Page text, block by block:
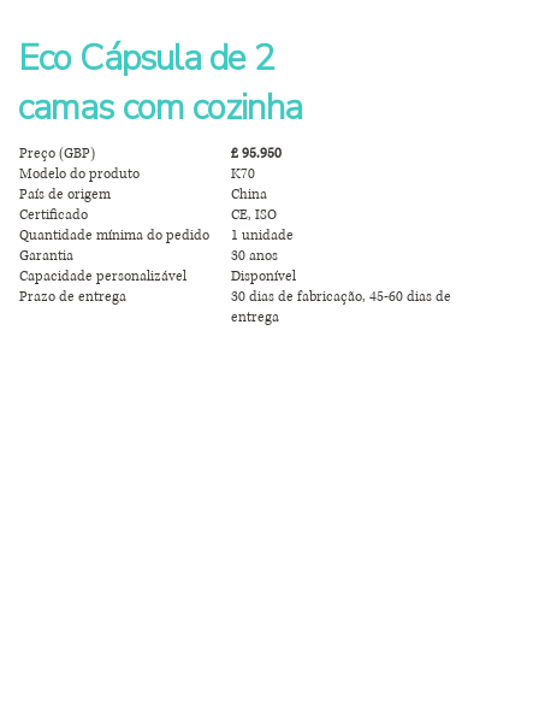
Eco Cápsula de 2
camas com cozinha
Preço (GBP)
Modelo do produto
País de origem
Certificado
Quantidade mínima do pedido
Garantia
Capacidade personalizável
Prazo de entrega
£ 95.950
K70
China
CE, ISO
1 unidade
30 anos
Disponível
30 dias de fabricação, 45-60 dias de
entrega